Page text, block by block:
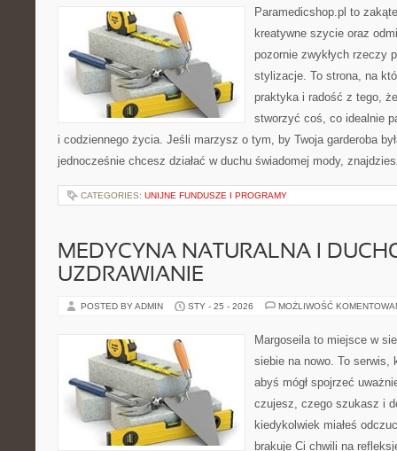
Paramedicshop.pl to
kreatywne szycie oraz
pozornie zwykłych rzeczy
stylizacje. To strona, na
praktyka i radość z tego,
stworzyć coś, co idealnie
i codziennego życia. Jeśli marzysz o tym, by Twoja garderoba
jednocześnie chcesz działać w duchu świadomej mody,
CATEGORIES: UNIJNE FUNDUSZE I PROGRAMY
MEDYCYNA NATURALNA I
UZDRAWIANIE
POSTED BY ADMIN STY - 25 - 2026 MOŻLIWOŚĆ
Margoseila to miejsce w
siebie na nowo. To serwis,
abyś mógł spojrzeć
czujesz, czego szukasz i
kiedykolwiek miałeś
brakuje Ci chwili na